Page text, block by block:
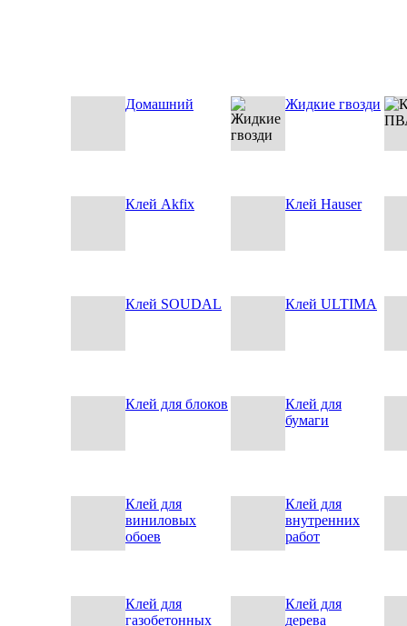
Домашний Жидкие гвозди
Клей Akfix Клей Hauser
Клей SOUDAL Клей ULTIMA
Клей для блоков
Клей для
бумаги
Клей для
виниловых
обоев
Клей для
внутренних
работ
Клей для
газобетонных
Клей для
дерева